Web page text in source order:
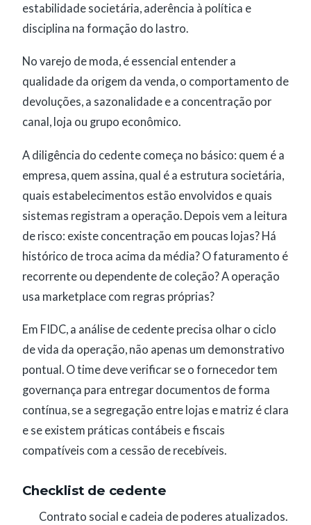
estabilidade societária, aderência à política e
disciplina na formação do lastro.
No varejo de moda, é essencial entender a
qualidade da origem da venda, o comportamento de
devoluções, a sazonalidade e a concentração por
canal, loja ou grupo econômico.
A diligência do cedente começa no básico: quem é a
empresa, quem assina, qual é a estrutura societária,
quais estabelecimentos estão envolvidos e quais
sistemas registram a operação. Depois vem a leitura
de risco: existe concentração em poucas lojas? Há
histórico de troca acima da média? O faturamento é
recorrente ou dependente de coleção? A operação
usa marketplace com regras próprias?
Em FIDC, a análise de cedente precisa olhar o ciclo
de vida da operação, não apenas um demonstrativo
pontual. O time deve verificar se o fornecedor tem
governança para entregar documentos de forma
contínua, se a segregação entre lojas e matriz é clara
e se existem práticas contábeis e fiscais
compatíveis com a cessão de recebíveis.
Checklist de cedente
Contrato social e cadeia de poderes atualizados.